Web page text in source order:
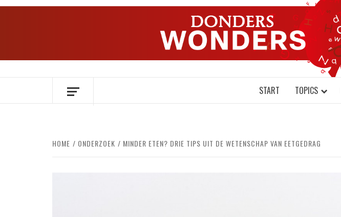
Ga
OVER HERSENEN EN WETENSCHAP // ON BRAINS AND SCIENCE
START TOPICS
HOME ONDERZOEK MINDER ETEN? DRIE TIPS UIT DE WETENSCHAP VAN EETGEDRAG